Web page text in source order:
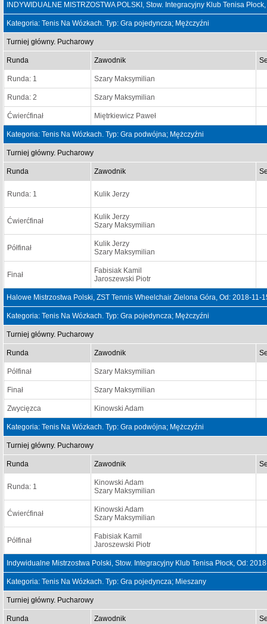
INDYWIDUALNE MISTRZOSTWA POLSKI, Stow. Integracyjny Klub Tenisa
Kategoria: Tenis Na Wózkach. Typ: Gra pojedyncza; Mężczyźni
Turniej główny. Pucharowy
Runda Zawodnik
Runda: 1 Szary Maksymilian
Runda: 2 Szary Maksymilian
Ćwierćfinał Miętrkiewicz Paweł
Kategoria: Tenis Na Wózkach. Typ: Gra podwójna; Mężczyźni
Turniej główny. Pucharowy
Runda Zawodnik
Runda: 1 Kulik Jerzy
Ćwierćfinał
Kulik Jerzy
Szary Maksymilian
Półfinał
Kulik Jerzy
Szary Maksymilian
Finał
Fabisiak Kamil
Jaroszewski Piotr
Halowe Mistrzostwa Polski, ZST Tennis Wheelchair Zielona Góra, Od: 2018-11-
Kategoria: Tenis Na Wózkach. Typ: Gra pojedyncza; Mężczyźni
Turniej główny. Pucharowy
Runda Zawodnik
Półfinał Szary Maksymilian
Finał Szary Maksymilian
Zwycięzca Kinowski Adam
Kategoria: Tenis Na Wózkach. Typ: Gra podwójna; Mężczyźni
Turniej główny. Pucharowy
Runda Zawodnik
Runda: 1
Kinowski Adam
Szary Maksymilian
Ćwierćfinał
Kinowski Adam
Szary Maksymilian
Półfinał
Fabisiak Kamil
Jaroszewski Piotr
Indywidualne Mistrzostwa Polski, Stow. Integracyjny Klub Tenisa Płock, Od:
Kategoria: Tenis Na Wózkach. Typ: Gra pojedyncza; Mieszany
Turniej główny. Pucharowy
Runda Zawodnik